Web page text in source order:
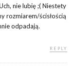
nie lubię ;( Niestety
rozmiarem/ścisłością
odpadają.
REPLY